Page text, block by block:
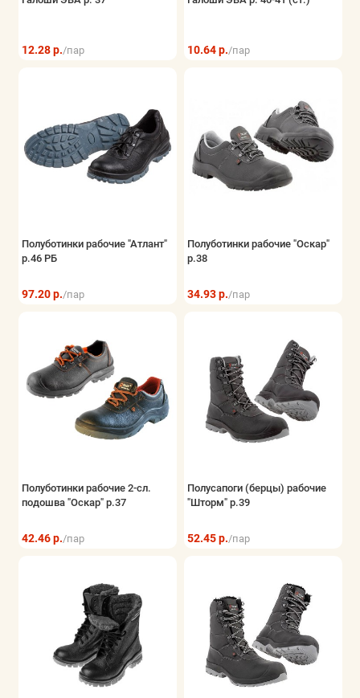
12.28 р./пар 10.64 р./пар
Полуботинки рабочие "Атлант"
р.46 РБ
97.20 р./пар
Полуботинки рабочие "Оскар"
р.38
34.93 р./пар
Полуботинки рабочие 2-сл.
подошва "Оскар" р.37
42.46 р./пар
Полусапоги (берцы) рабочие
"Шторм" р.39
52.45 р./пар